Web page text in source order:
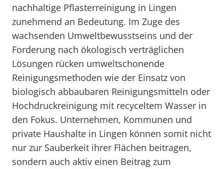
nachhaltige Pflasterreinigung in Lingen
zunehmend an Bedeutung. Im Zuge des
wachsenden Umweltbewusstseins und der
Forderung nach ökologisch verträglichen
Lösungen rücken umweltschonende
Reinigungsmethoden wie der Einsatz von
biologisch abbaubaren Reinigungsmitteln oder
Hochdruckreinigung mit recyceltem Wasser in
den Fokus. Unternehmen, Kommunen und
private Haushalte in Lingen können somit nicht
nur zur Sauberkeit ihrer Flächen beitragen,
sondern auch aktiv einen Beitrag zum